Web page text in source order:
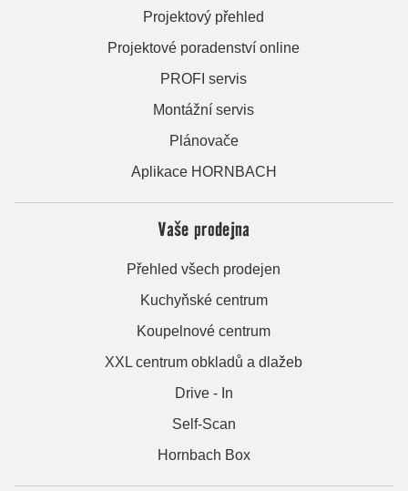
Projektový přehled
Projektové poradenství online
PROFI servis
Montážní servis
Plánovače
Aplikace HORNBACH
Vaše prodejna
Přehled všech prodejen
Kuchyňské centrum
Koupelnové centrum
XXL centrum obkladů a dlažeb
Drive - In
Self-Scan
Hornbach Box